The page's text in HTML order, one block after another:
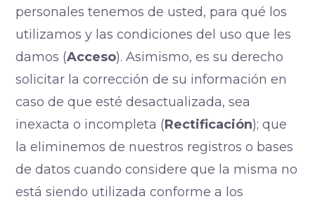
personales tenemos de usted, para qué los
utilizamos y las condiciones del uso que les
damos (Acceso). Asimismo, es su derecho
solicitar la corrección de su información en
caso de que esté desactualizada, sea
inexacta o incompleta (Rectificación); que
la eliminemos de nuestros registros o bases
de datos cuando considere que la misma no
está siendo utilizada conforme a los